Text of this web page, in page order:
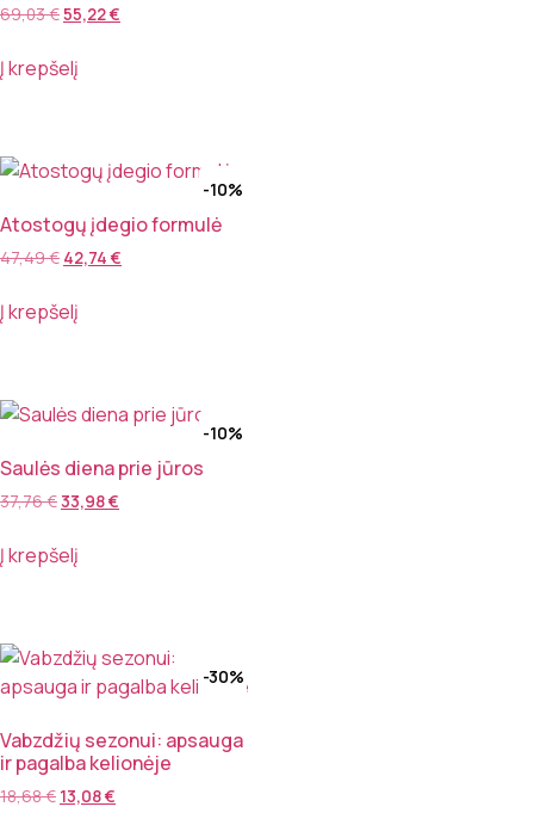
69,03€55,22€
Į krepšelį
-10%
Atostogų įdegio formulė
47,49€ 42,74 €
Į krepšelį
-10%
Saulės diena prie jūros
37,76€33,98€
Į krepšelį
-30%
Vabzdžių sezonui: apsauga
ir pagalba kelionėje
18,68€ 13,08€